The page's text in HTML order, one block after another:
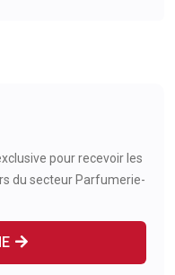
pour recevoir les
du secteur Parfumerie-